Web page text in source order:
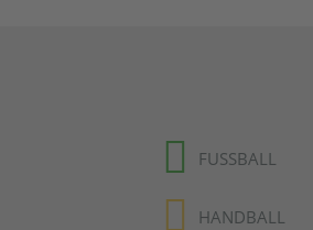
FUSSBALL
HANDBALL